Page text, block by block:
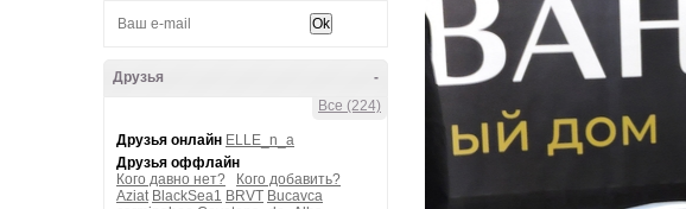
-
Друзья
Все (224)
Друзья онлайн ELLE_n_a
Друзья оффлайн
Кого давно нет?
Кого добавить?
Aziat BlackSea1 BRVT Bucavca